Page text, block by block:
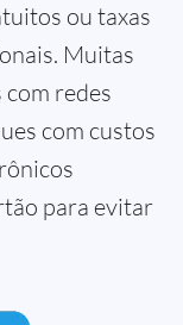
ou taxas
Muitas
com redes
com custos
para evitar